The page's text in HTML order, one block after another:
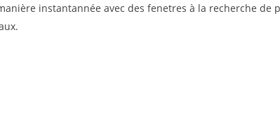
instantannée avec des fenetres à la recherche de